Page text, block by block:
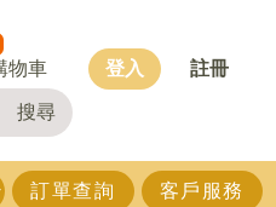
搜尋
物車 登入 註冊
訂單查詢 客戶服務